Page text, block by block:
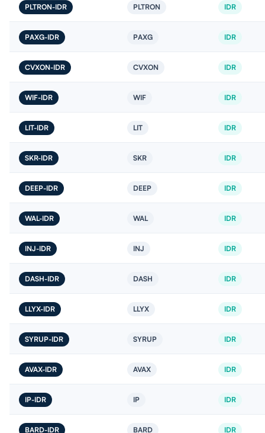
PLTRON-IDR PLTRON IDR
PAXG-IDR PAXG IDR
CVXON-IDR CVXON IDR
WIF-IDR WIF IDR
LIT-IDR LIT IDR
SKR-IDR SKR IDR
DEEP-IDR DEEP IDR
WAL-IDR WAL IDR
INJ-IDR INJ IDR
DASH-IDR DASH IDR
LLYX-IDR LLYX IDR
SYRUP-IDR SYRUP IDR
AVAX-IDR AVAX IDR
IP-IDR IP IDR
BARD-IDR BARD IDR